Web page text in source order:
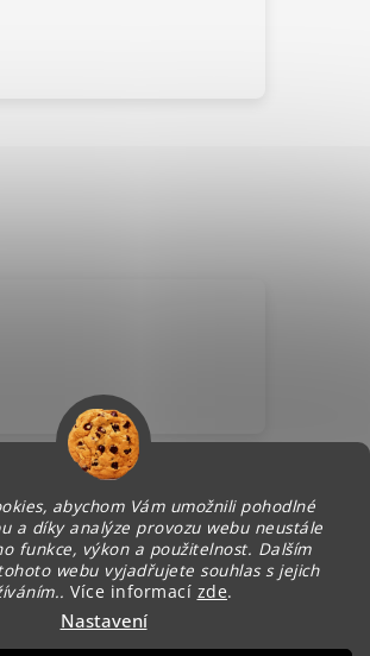
abychom Vám umožnili pohodlné
a díky analýze provozu webu neustále
funkce, výkon a použitelnost. Dalším
webu vyjadřujete souhlas s jejich
Více informací zde.
Nastavení
Vytvořil Shoptet